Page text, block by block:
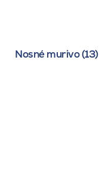
Nosné murivo (13)